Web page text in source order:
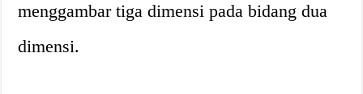
menggambar tiga dimensi pada bidang dua
dimensi.